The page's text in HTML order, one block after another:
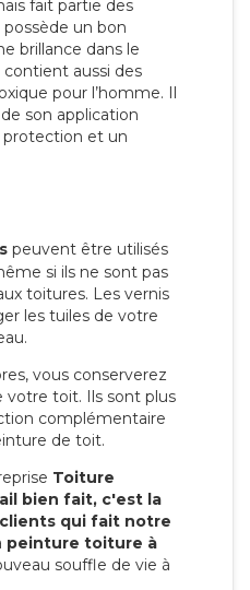
fait partie des
possède un bon
brillance dans le
aussi des
pour l’homme. Il
son application
protection et un
peuvent être utilisés
si ils ne sont pas
toitures. Les vernis
les tuiles de votre
vous conserverez
votre toit. Ils sont plus
complémentaire
de toit.
Toiture
bien fait, c'est la
qui fait notre
peinture toiture à
souffle de vie à